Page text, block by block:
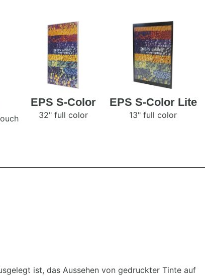
EPS S-Color
32" full color
EPS S-Color Lite
13" full color
ist, das Aussehen von gedruckter Tinte auf